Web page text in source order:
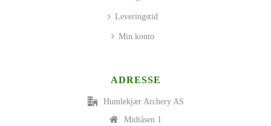
Leveringstid
Min konto
ADRESSE
Humlekjær Archery AS
Midtåsen 1